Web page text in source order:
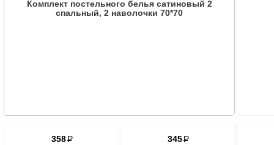
Комплект постельного белья сатиновый 2
спальный, 2 наволочки 70*70
358P 345P